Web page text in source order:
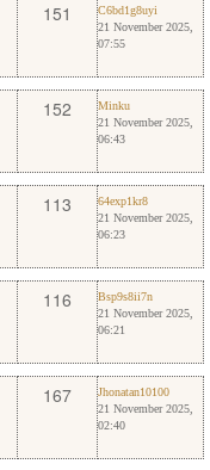
C6bd1g8uyi
151
C6bd1g8uyi
21 November 2025,
07:55
Minku152
Minku
21 November 2025,
06:43
64exp1kr8
113
64exp1kr8
21 November 2025,
06:23
Bsp9s8ii7n
116
Bsp9s8ii7n
21 November 2025,
06:21
Jhonatan10100
167
Jhonatan10100
21 November 2025,
02:40